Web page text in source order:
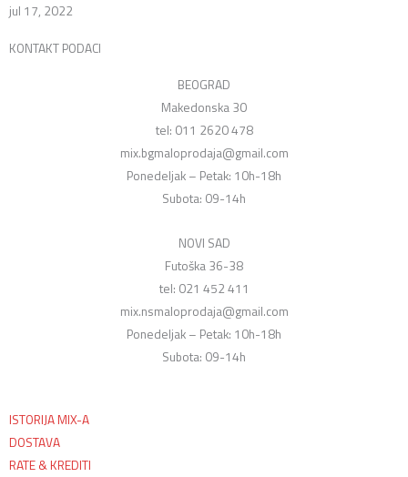
jul 17, 2022
KONTAKT PODACI
BEOGRAD
Makedonska 30
tel: 011 2620 478
mix.bgmaloprodaja@gmail.com
Ponedeljak – Petak: 10h-18h
Subota: 09-14h
NOVI SAD
Futoška 36-38
tel: 021 452 411
mix.nsmaloprodaja@gmail.com
Ponedeljak – Petak: 10h-18h
Subota: 09-14h
ISTORIJA MIX-A
DOSTAVA
RATE & KREDITI